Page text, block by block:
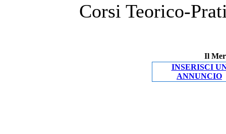
Corsi Teorico-
Il
INSERISCI
ANNUNCIO